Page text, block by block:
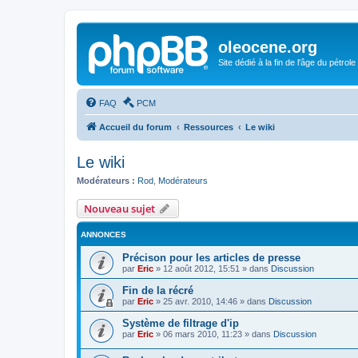
oleocene.org
Site dédié à la fin de l'âge du pétrole
FAQ PCM
Accueil du forum Ressources Le wiki
Le wiki
Modérateurs : Rod Modérateurs
Nouveau sujet
ANNONCES
Précison pour les articles de presse
par Eric » 12 août 2012, 15:51 » dans Discussion
Fin de la récré
par Eric » 25 avr. 2010, 14:46 » dans Discussion
Système de filtrage d'ip
par Eric » 06 mars 2010, 11:23 » dans Discussion